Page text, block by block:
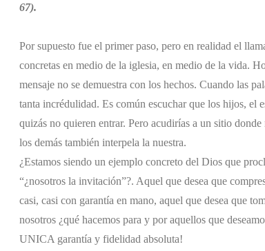
67).
Por supuesto fue el primer paso, pero en realidad el
concretas en medio de la iglesia, en medio de la vida.
mensaje no se demuestra con los hechos. Cuando las
tanta incrédulidad. Es común escuchar que los hijos, el
quizás no quieren entrar. Pero acudirías a un sitio
los demás también interpela la nuestra.
¿Estamos siendo un ejemplo concreto del Dios que
“¿nosotros la invitación”?. Aquel que desea que
casi, casi con garantía en mano, aquel que desea que
nosotros ¿qué hacemos para y por aquellos que
UNICA garantía y fidelidad absoluta!